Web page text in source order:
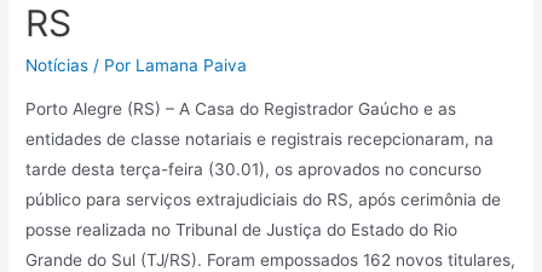
RS
Notícias / Por Lamana Paiva
Porto Alegre (RS) – A Casa do Registrador Gaúcho e as
entidades de classe notariais e registrais recepcionaram, na
tarde desta terça-feira (30.01), os aprovados no concurso
público para serviços extrajudiciais do RS, após cerimônia de
posse realizada no Tribunal de Justiça do Estado do Rio
Grande do Sul (TJ/RS). Foram empossados 162 novos titulares,